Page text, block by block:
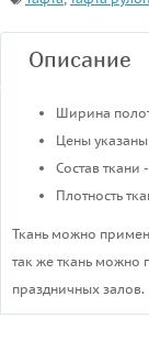
Описание
Ширина
Цены
Cостав ткани
Плотность
Ткань можно
так же ткань
праздничных залов.